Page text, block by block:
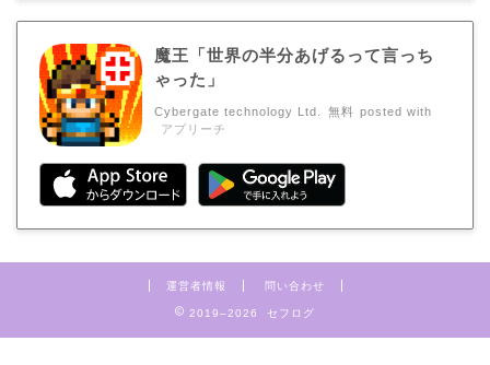
魔王「世界の半分あげるって言っち
ゃった」
Cybergate technology Ltd. 無料 posted with
アプリーチ
運営者情報 問い合わせ
2019–2026 セフログ